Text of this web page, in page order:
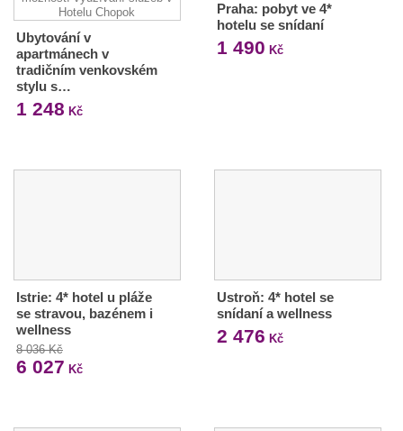
Ubytování v
apartmánech v
tradičním venkovském
stylu s…
1 248 Kč
Praha: pobyt ve 4*
hotelu se snídaní
1 490 Kč
Istrie: 4* hotel u pláže
se stravou, bazénem i
wellness
8 036 Kč
6 027 Kč
Ustroň: 4* hotel se
snídaní a wellness
2 476 Kč